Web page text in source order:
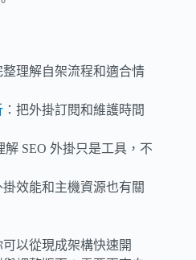
整理解自架流程和適合情
：把外掛訂閱和維護時間
解 SEO 外掛只是工具，不
掛效能和主機資源也有關
可以從現成架構快速開